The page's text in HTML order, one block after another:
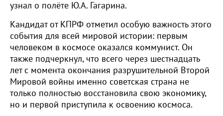
узнал о полёте Ю.А. Гагарина.
Кандидат от КПРФ отметил особую важность этого
события для всей мировой истории: первым
человеком в космосе оказался коммунист. Он
также подчеркнул, что всего через шестнадцать
лет с момента окончания разрушительной Второй
Мировой войны именно советская страна не
только полностью восстановила свою экономику,
но и первой приступила к освоению космоса.